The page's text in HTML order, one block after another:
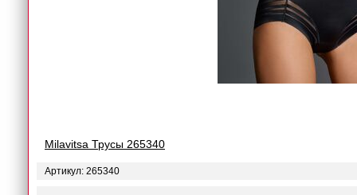
Milavitsa Трусы 265340
Артикул: 265340